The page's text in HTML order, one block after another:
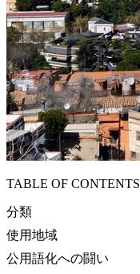
TABLE OF CONTENTS
分類
使用地域
公用語化への闘い